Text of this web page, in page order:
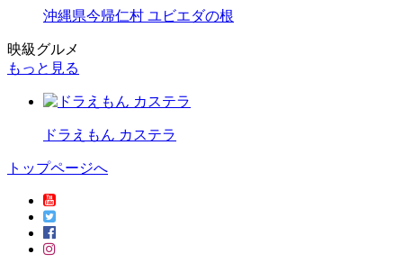
沖縄県今帰仁村 ユビエダの根
映級グルメ
もっと見る
ドラえもん カステラ
トップページへ